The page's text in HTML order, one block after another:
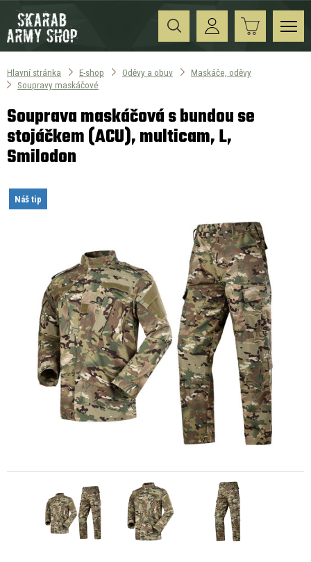
Hlavní stránka E-shop Oděvy a obuv
Maskáče, oděvy
Soupravy maskáčové
Souprava maskáčová s bundou se
stojáčkem (ACU), multicam, L,
Smilodon
Náš tip